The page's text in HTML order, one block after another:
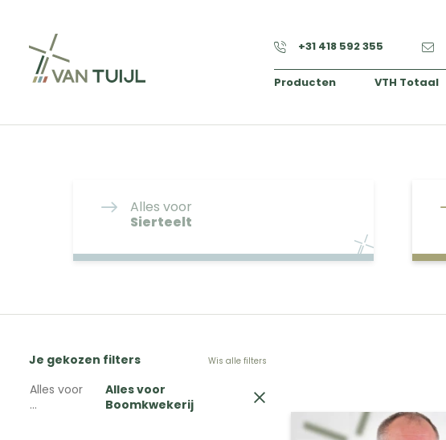
+31 418 592 355
Producten VTH Totaal
Alles voor
Sierteelt
Je gekozen filters Wis alle filters
Alles voor
...
Alles voor
Boomkwekerij